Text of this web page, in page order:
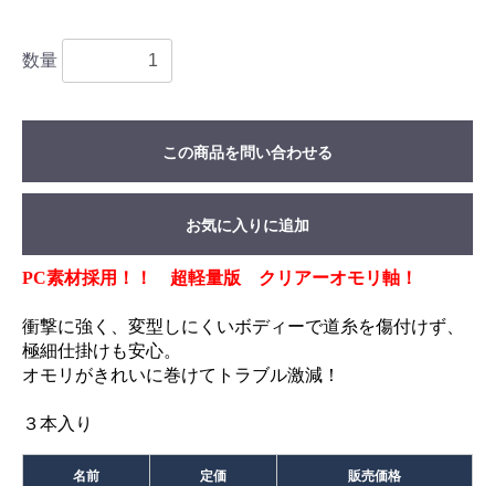
数量
この商品を問い合わせる
お気に入りに追加
PC素材採用！！ 超軽量版 クリアーオモリ軸！
衝撃に強く、変型しにくいボディーで道糸を傷付けず、
極細仕掛けも安心。
オモリがきれいに巻けてトラブル激減！
３本入り
名前 定価 販売価格